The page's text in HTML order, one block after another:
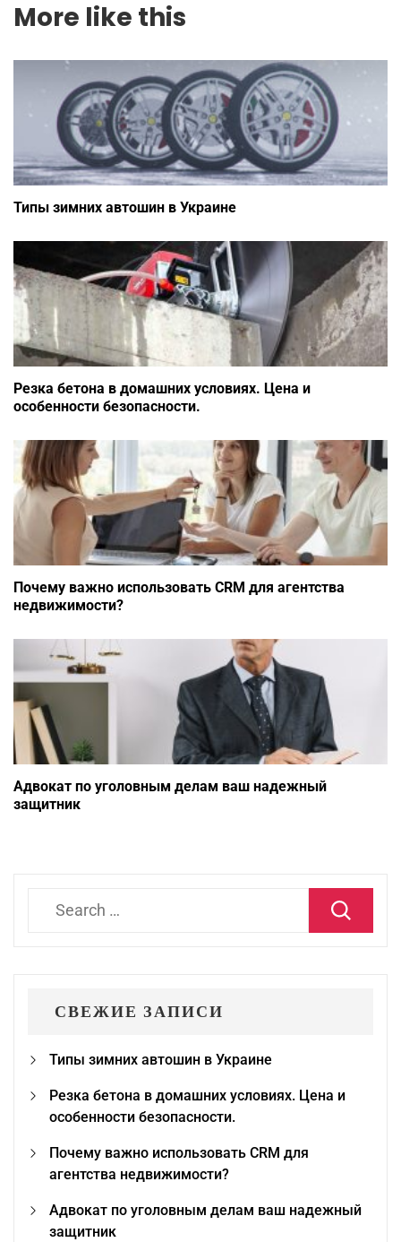
More like this
Типы зимних автошин в Украине
Резка бетона в домашних условиях. Цена и
особенности безопасности.
Почему важно использовать CRM для агентства
недвижимости?
Адвокат по уголовным делам ваш надежный
защитник
СВЕЖИЕ ЗАПИСИ
Типы зимних автошин в Украине
Резка бетона в домашних условиях. Цена и
особенности безопасности.
Почему важно использовать CRM для
агентства недвижимости?
Адвокат по уголовным делам ваш надежный
защитник